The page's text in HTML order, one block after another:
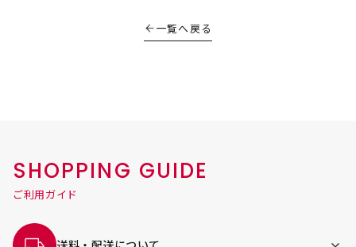
一覧へ戻る
SHOPPING GUIDE
ご利用ガイド